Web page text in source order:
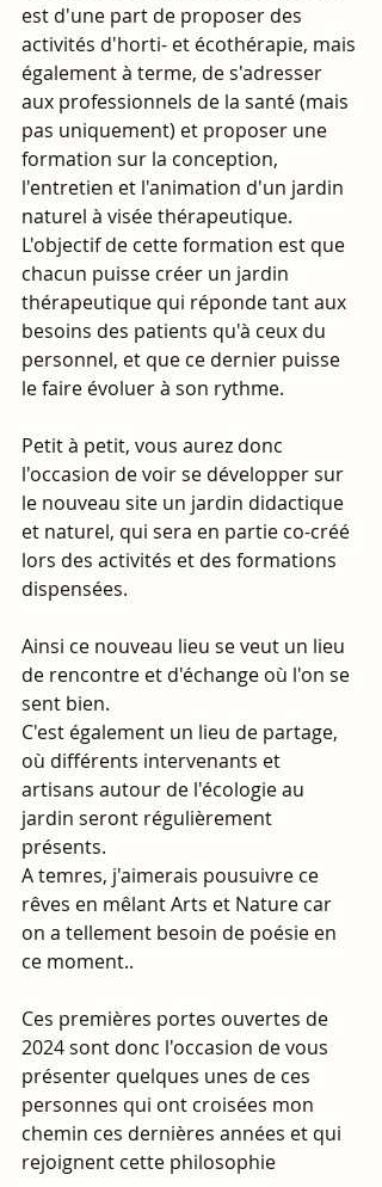
est d'une part de proposer des
activités d'horti- et écothérapie, mais
également à terme, de s'adresser
aux professionnels de la santé (mais
pas uniquement) et proposer une
formation sur la conception,
l'entretien et l'animation d'un jardin
naturel à visée thérapeutique.
L'objectif de cette formation est que
chacun puisse créer un jardin
thérapeutique qui réponde tant aux
besoins des patients qu'à ceux du
personnel, et que ce dernier puisse
le faire évoluer à son rythme.
Petit à petit, vous aurez donc
l'occasion de voir se développer sur
le nouveau site un jardin didactique
et naturel, qui sera en partie co-créé
lors des activités et des formations
dispensées.
Ainsi ce nouveau lieu se veut un lieu
de rencontre et d'échange où l'on se
sent bien.
C'est également un lieu de partage,
où différents intervenants et
artisans autour de l'écologie au
jardin seront régulièrement
présents.
A temres, j'aimerais pousuivre ce
rêves en mêlant Arts et Nature car
on a tellement besoin de poésie en
ce moment..
Ces premières portes ouvertes de
2024 sont donc l'occasion de vous
présenter quelques unes de ces
personnes qui ont croisées mon
chemin ces dernières années et qui
rejoignent cette philosophie